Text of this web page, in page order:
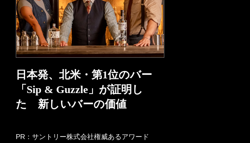
日本発、北米・第1位のバー
「Sip & Guzzle」が証明し
た 新しいバーの価値
PR：サントリー株式会社権威あるアワード